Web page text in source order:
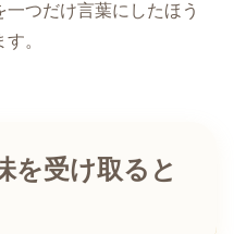
つだけ言葉にしたほう
。
を受け取ると